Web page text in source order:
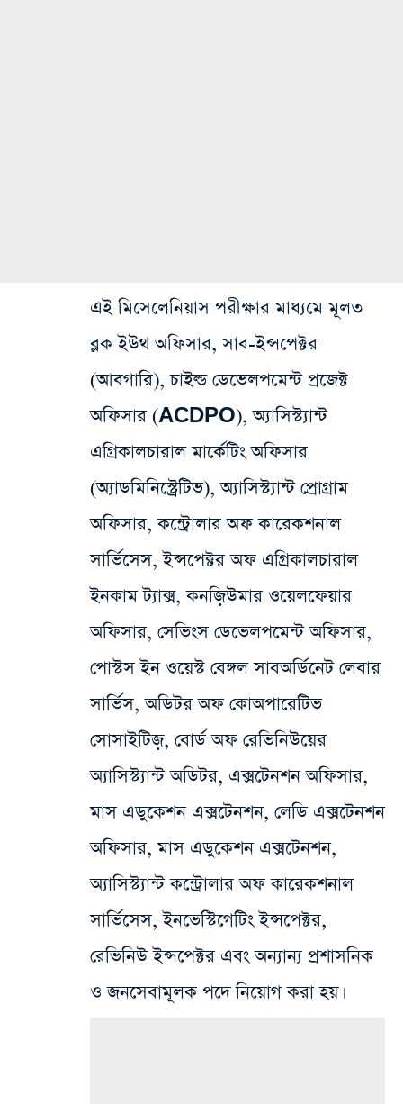
এই মিসেলেনিয়াস পরীক্ষার মাধ্যমে মূলত
ব্লক ইউথ অফিসার, সাব-ইন্সপেক্টর
(আবগারি), চাইল্ড ডেভেলপমেন্ট প্রজেক্ট
অফিসার (ACDPO),অ্যাসিস্ট্যান্ট
এগ্রিকালচারাল মার্কেটিং অফিসার
(অ্যাডমিনিস্ট্রেটিভ), অ্যাসিস্ট্যান্ট প্রোগ্রাম
অফিসার, কন্ট্রোলার অফ কারেকশনাল
সার্ভিসেস, ইন্সপেক্টর অফ এগ্রিকালচারাল
ইনকাম ট্যাক্স, কনজ়িউমার ওয়েলফেয়ার
অফিসার, সেভিংস ডেভেলপমেন্ট অফিসার,
পোস্টস ইন ওয়েস্ট বেঙ্গল সাবঅর্ডিনেট লেবার
সার্ভিস, অডিটর অফ কোঅপারেটিভ
সোসাইটিজ়, বোর্ড অফ রেভিনিউয়ের
অ্যাসিস্ট্যান্ট অডিটর, এক্সটেনশন অফিসার,
মাস এডুকেশন এক্সটেনশন, লেডি এক্সটেনশন
অফিসার, মাস এডুকেশন এক্সটেনশন,
অ্যাসিস্ট্যান্ট কন্ট্রোলার অফ কারেকশনাল
সার্ভিসেস, ইনভেস্টিগেটিং ইন্সপেক্টর,
রেভিনিউ ইন্সপেক্টর এবং অন্যান্য প্রশাসনিক
ও জনসেবামূলক পদে নিয়োগ করা হয়।